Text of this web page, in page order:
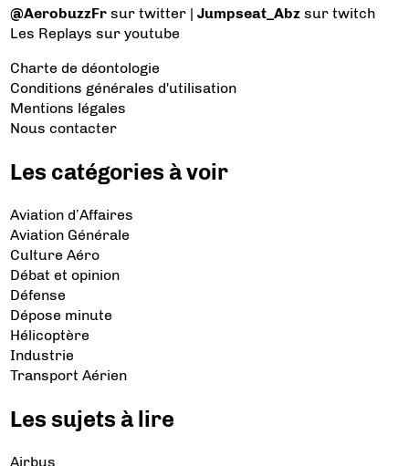
@AerobuzzFr sur twitter |Jumpseat_Abz sur twitch
Les Replays sur youtube
Charte de déontologie
Conditions générales d'utilisation
Mentions légales
Nous contacter
Les catégories à voir
Aviation d’Affaires
Aviation Générale
Culture Aéro
Débat et opinion
Défense
Dépose minute
Hélicoptère
Industrie
Transport Aérien
Les sujets à lire
Airbus